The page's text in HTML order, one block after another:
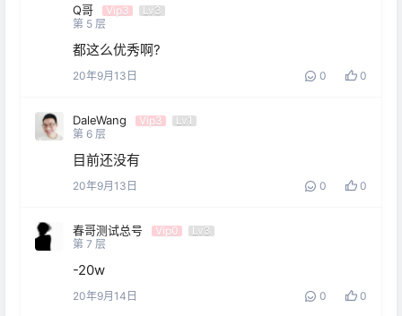
Q哥 Vip3
Lv3
第 5 层
都这么优秀啊?
20年9月13日 0 0
DaleWang Vip3
Lv1
第 6 层
目前还没有
20年9月13日 0 0
春哥测试总号 Vip0
Lv3
第 7 层
-20w
20年9月14日 0 0